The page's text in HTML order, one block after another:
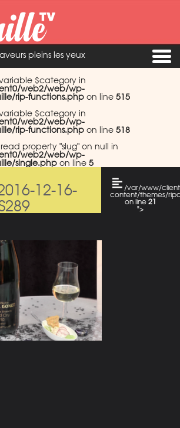
pleins les yeux
$category in
web2/web/wp-
rip-functions.php on line 515
$category in
web2/web/wp-
rip-functions.php on line 518
property "slug" on null in
web2/web/wp-
single.php on line 5
12-16-
/var/www/
content/themes/
on line 21
">